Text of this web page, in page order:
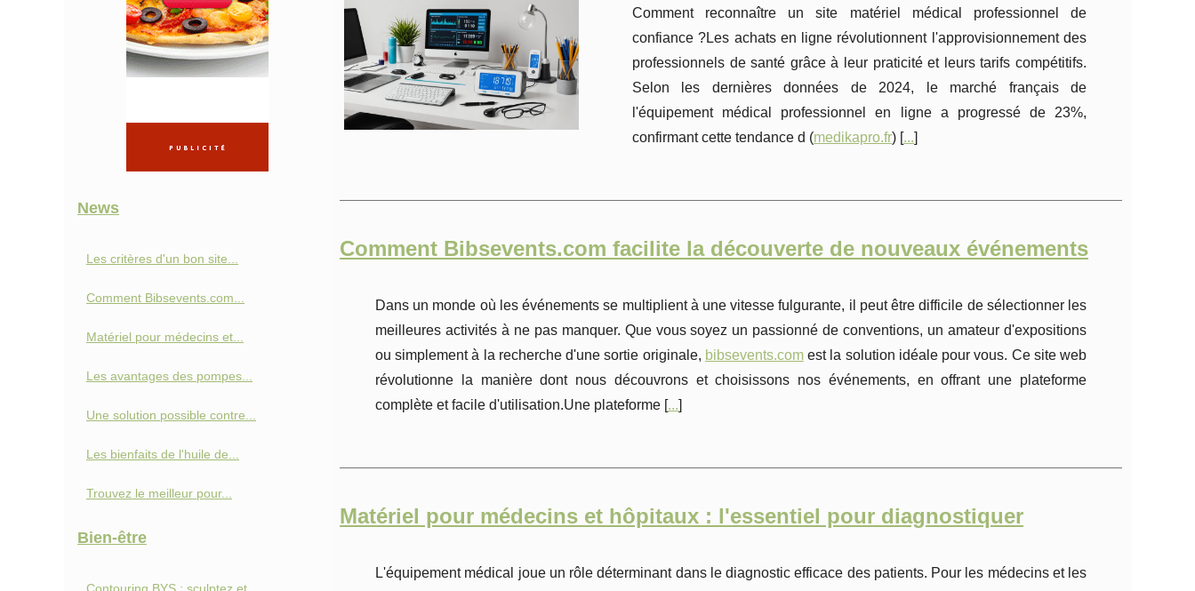
Comment reconnaître un site matériel médical professionnel de
confiance ?Les achats en ligne révolutionnent l'approvisionnement des
professionnels de santé grâce à leur praticité et leurs tarifs compétitifs.
Selon les dernières données de 2024, le marché français de
l'équipement médical professionnel en ligne a progressé de 23%,
confirmant cette tendance d (medikapro.fr) [...]
Comment Bibsevents.com facilite la découverte de nouveaux événements
Dans un monde où les événements se multiplient à une vitesse fulgurante, il peut être difficile de sélectionner les
meilleures activités à ne pas manquer. Que vous soyez un passionné de conventions, un amateur d'expositions
ou simplement à la recherche d'une sortie originale, bibsevents.comest la solution idéale pour vous. Ce site web
révolutionne la manière dont nous découvrons et choisissons nos événements, en offrant une plateforme
complète et facile d'utilisation.Une plateforme [...]
Matériel pour médecins et hôpitaux : l'essentiel pour diagnostiquer
L'équipement médical joue un rôle déterminant dans le diagnostic efficace des patients. Pour les médecins et les
News
Les critères d'un bon site...
Comment Bibsevents.com...
Matériel pour médecins et...
Les avantages des pompes...
Une solution possible contre...
Les bienfaits de l'huile de...
Trouvez le meilleur pour...
Bien-être